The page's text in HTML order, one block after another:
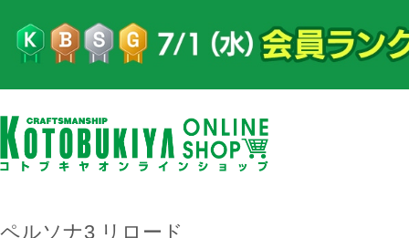
ペルソナ3 リロード